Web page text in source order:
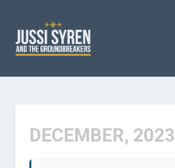
DECEMBER, 2023